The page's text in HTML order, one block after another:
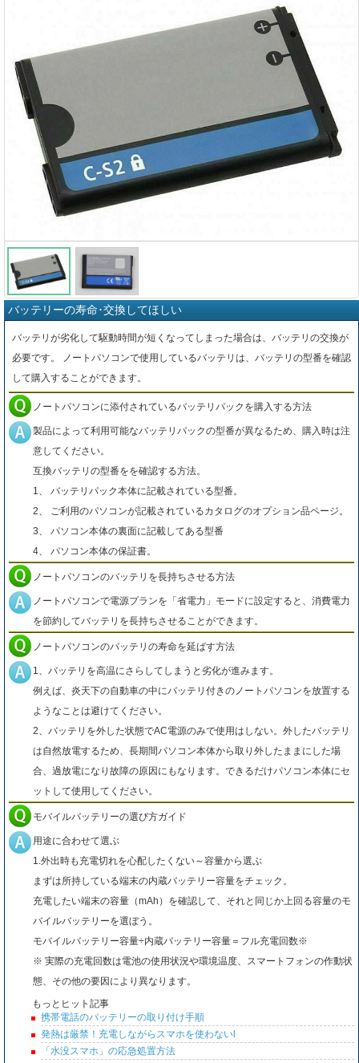
バッテリーの寿命･交換してほしい
バッテリが劣化して駆動時間が短くなってしまった場合は、バッテリの交換が
必要です。 ノートパソコンで使用しているバッテリは、バッテリの型番を確認
して購入することができます。
ノートパソコンに添付されているバッテリパックを購入する方法
製品によって利用可能なバッテリパックの型番が異なるため、購入時は注
意してください。
互換バッテリの型番をを確認する方法。
1、 バッテリパック本体に記載されている型番。
2、 ご利用のパソコンが記載されているカタログのオプション品ページ。
3、 パソコン本体の裏面に記載してある型番
4、 パソコン本体の保証書。
ノートパソコンのバッテリを長持ちさせる方法
ノートパソコンで電源プランを「省電力」モードに設定すると、消費電力
を節約してバッテリを長持ちさせることができます。
ノートパソコンのバッテリの寿命を延ばす方法
1、バッテリを高温にさらしてしまうと劣化が進みます。
例えば、炎天下の自動車の中にバッテリ付きのノートパソコンを放置する
ようなことは避けてください。
2、バッテリを外した状態でAC電源のみで使用はしない。外したバッテリ
は自然放電するため、長期間パソコン本体から取り外したままにした場
合、過放電になり故障の原因にもなります。できるだけパソコン本体にセ
ットして使用してください。
モバイルバッテリーの選び方ガイド
用途に合わせて選ぶ
1.外出時も充電切れを心配したくない～容量から選ぶ
まずは所持している端末の内蔵バッテリー容量をチェック。
充電したい端末の容量（mAh）を確認して、それと同じか上回る容量のモ
バイルバッテリーを選ぼう。
モバイルバッテリー容量÷内蔵バッテリー容量＝フル充電回数※
※ 実際の充電回数は電池の使用状況や環境温度、スマートフォンの作動状
態、その他の要因により異なります。
もっとヒット記事
携帯電話のバッテリーの取り付け手順
発熱は厳禁！充電しながらスマホを使わないl
「水没スマホ」の応急処置方法